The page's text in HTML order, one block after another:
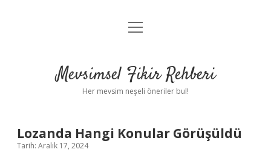
Anasayfa
Yasal Uyarı
menüyü
Mevsimsel Fikir Rehberi
Her mevsim neşeli öneriler bul!
Lozanda Hangi Konular Görüşüldü
Tarih: Aralık 17, 2024